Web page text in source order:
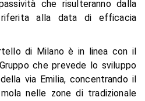
che risulteranno dalla
riferita alla data di efficacia
di Milano è in linea con il
che prevede lo sviluppo
via Emilia, concentrando il
nelle zone di tradizionale